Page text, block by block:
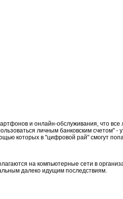
и онлайн-обслуживания, что
личным банковским счетом"
которых в "цифровой рай" смогут
на компьютерные сети в
далеко идущим последствиям.